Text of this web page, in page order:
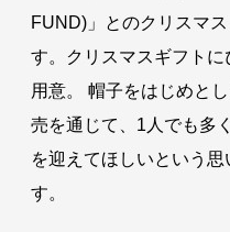
FUND)」とのクリスマ
す。クリスマスギフト
用意。 帽子をはじめと
売を通じて、1人でも多
を迎えてほしいという
す。